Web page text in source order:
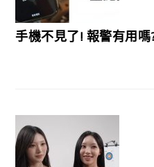
手機不見了! 報警有用